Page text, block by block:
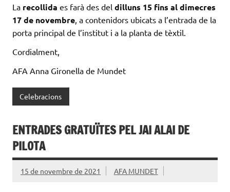
La recollida es farà des del dilluns 15 fins al dimecres
17 de novembre , a contenidors ubicats a l’entrada de la
porta principal de l’institut i a la planta de tèxtil.
Cordialment,
AFA Anna Gironella de Mundet
Celebracions
ENTRADES GRATUÏTES PEL JAI ALAI DE
PILOTA
15 de novembre de 2021 AFA MUNDET